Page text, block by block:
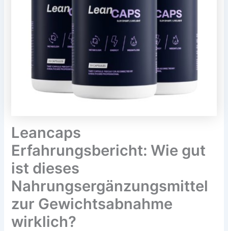
Leancaps
Erfahrungsbericht: Wie gut
ist dieses
Nahrungsergänzungsmittel
zur Gewichtsabnahme
wirklich?